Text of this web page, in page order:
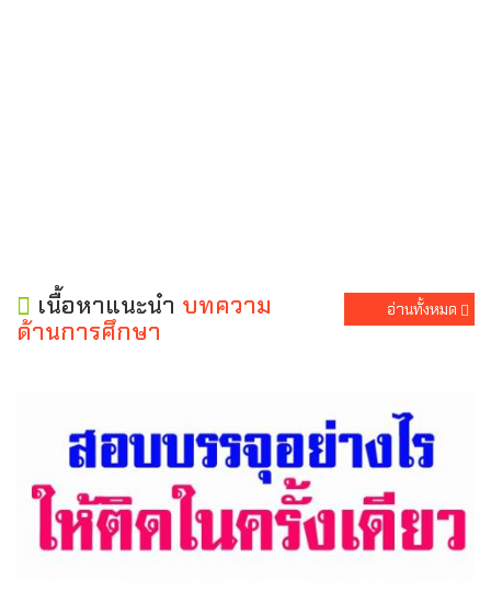
เนื้อหาแนะนำ บทความ
ด้านการศึกษา
อ่านทั้งหมด